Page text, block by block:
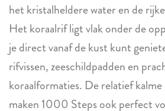
het kristalheldere water en de
Het koraalrif ligt vlak onder de
je direct vanaf de kust kunt
rifvissen, zeeschildpadden en
koraalformaties. De relatief
maken 1000 Steps ook perfect